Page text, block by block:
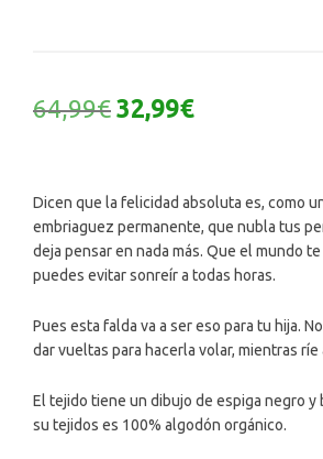
64,99€ El
precio
64,99€.
32,99€El
32,99€.
Dicen que la felicidad absoluta es, como
embriaguez permanente, que nubla tus
deja pensar en nada más. Que el mundo
puedes evitar sonreír a todas horas.
Pues esta falda va a ser eso para tu hija.
dar vueltas para hacerla volar, mientras ríe
El tejido tiene un dibujo de espiga negro y
su tejidos es 100% algodón orgánico.